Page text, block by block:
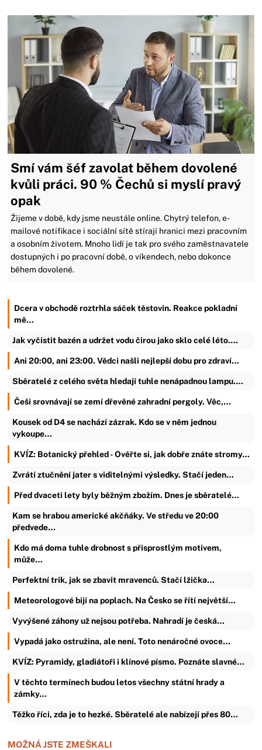
Smí vám šéf zavolat během dovolené
kvůli práci. 90 % Čechů si myslí pravý
opak
Žijeme v době, kdy jsme neustále online. Chytrý telefon, e-
mailové notifikace i sociální sítě stírají hranici mezi pracovním
a osobním životem. Mnoho lidí je tak pro svého zaměstnavatele
dostupných i po pracovní době, o víkendech, nebo dokonce
během dovolené.
Dcera v obchodě roztrhla sáček těstovin. Reakce pokladní
mě…
Jak vyčistit bazén a udržet vodu čirou jako sklo celé léto.…
Ani 20:00, ani 23:00. Vědci našli nejlepší dobu pro zdraví…
Sběratelé z celého světa hledají tuhle nenápadnou lampu.…
Češi srovnávají se zemí dřevěné zahradní pergoly. Věc,…
Kousek od D4 se nachází zázrak. Kdo se v něm jednou
vykoupe…
KVÍZ: Botanický přehled - Ověřte si, jak dobře znáte stromy…
Zvrátí ztučnění jater s viditelnými výsledky. Stačí jeden…
Před dvaceti lety byly běžným zbožím. Dnes je sběratelé…
Kam se hrabou americké akčňáky. Ve středu ve 20:00
předvede…
Kdo má doma tuhle drobnost s přisprostlým motivem,
může…
Perfektní trik, jak se zbavit mravenců. Stačí lžička…
Meteorologové bijí na poplach. Na Česko se řítí největší…
Vyvýšené záhony už nejsou potřeba. Nahradí je česká…
Vypadá jako ostružina, ale není. Toto nenáročné ovoce…
KVÍZ: Pyramidy, gladiátoři i klínové písmo. Poznáte slavné…
V těchto termínech budou letos všechny státní hrady a
zámky…
Těžko říci, zda je to hezké. Sběratelé ale nabízejí přes 80…
MOŽNÁ JSTE ZMEŠKALI